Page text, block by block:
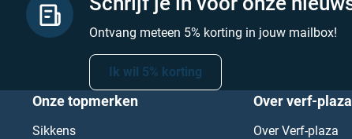
Ontvang meteen 5% korting in jouw mailbox!
Ik wil 5% korting
Onze topmerken
Sikkens
Over verf-
Over Verf-plaza